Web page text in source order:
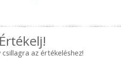
Értékelj!
az értékeléshez!